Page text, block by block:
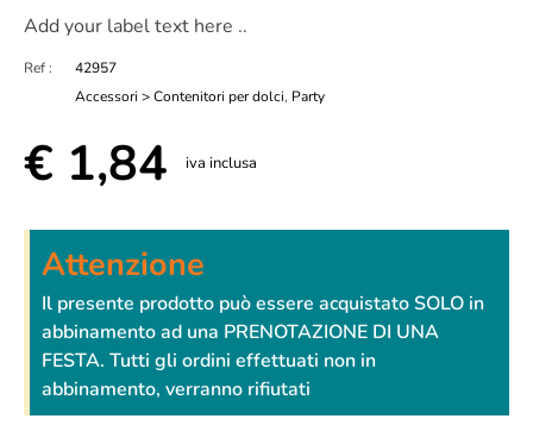
Add your label text here ..
Ref :
42957
Accessori > Contenitori per dolci, Party
€ 1,84 iva inclusa
Attenzione
Il presente prodotto può essere acquistato SOLO in
abbinamento ad una PRENOTAZIONE DI UNA
FESTA. Tutti gli ordini effettuati non in
abbinamento, verranno rifiutati